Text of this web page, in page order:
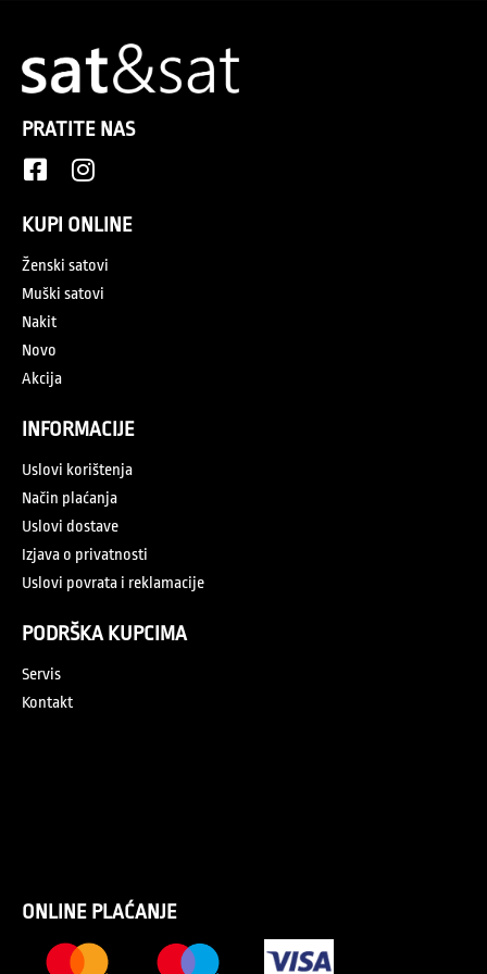
PRATITE NAS
KUPI ONLINE
Ženski satovi
Muški satovi
Nakit
Novo
Akcija
INFORMACIJE
Uslovi korištenja
Način plaćanja
Uslovi dostave
Izjava o privatnosti
Uslovi povrata i reklamacije
PODRŠKA KUPCIMA
Servis
Kontakt
ONLINE PLAĆANJE